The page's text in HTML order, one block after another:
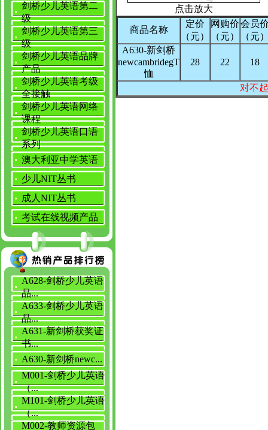
剑桥少儿英语第二
级
剑桥少儿英语第三
级
剑桥少儿英语品牌
产品
剑桥少儿英语考级
全接触
剑桥少儿英语网络
课程
剑桥少儿英语口语
系列
澳大利亚中学英语
少儿NIT丛书
成人NIT丛书
考试在线视频产品
A628-剑桥少儿英语
品...
A633-剑桥少儿英语
品...
A631-新剑桥获奖证
书...
A630-新剑桥newc...
M001-剑桥少儿英语
（...
M101-剑桥少儿英语
（...
M002-教师资源包
点击放大
商品名称
定价
（元）
网购价
（元）
会员
（元
A630-新剑桥
newcambridegT
恤
28 22 18
对不